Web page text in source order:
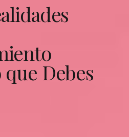
Debes